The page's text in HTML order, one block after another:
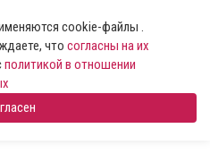
cookie-файлы .
что согласны на их
политикой в отношении